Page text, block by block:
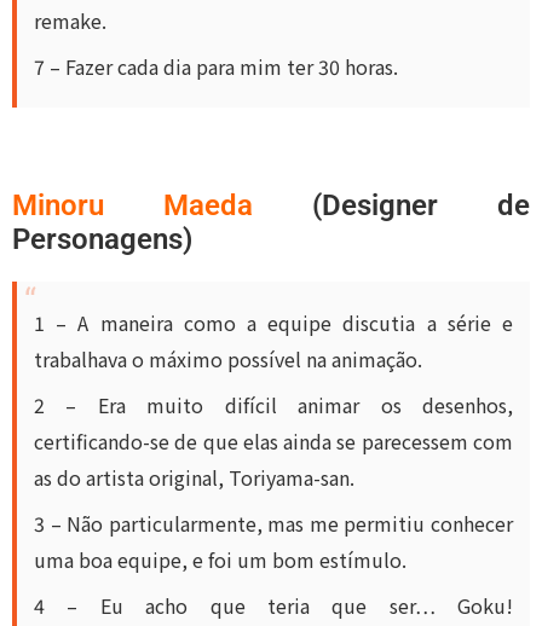
remake.
7 – Fazer cada dia para mim ter 30 horas.
Minoru Maeda (Designer de
Personagens)
1 – A maneira como a equipe discutia a série e
trabalhava o máximo possível na animação.
2 – Era muito difícil animar os desenhos,
certificando-se de que elas ainda se parecessem com
as do artista original, Toriyama-san.
3 – Não particularmente, mas me permitiu conhecer
uma boa equipe, e foi um bom estímulo.
4 – Eu acho que teria que ser… Goku!